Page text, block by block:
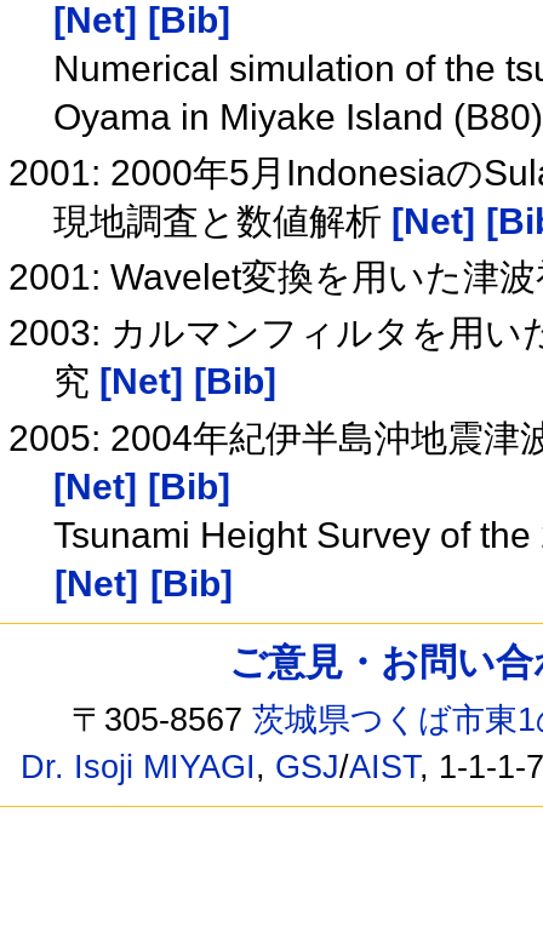
[Net] [Bib]
Numerical simulation of the
Oyama in Miyake Island
2001: 2000年5月Indonesiaの
現地調査と数値解析 [Net]
2001: Wavelet変換を用いた津
2003: カルマンフィルタを用い
究 [Net] [Bib]
2005: 2004年紀伊半島沖地震津
[Net] [Bib]
Tsunami Height Survey of
[Net] [Bib]
ご意見・お問い
〒305-8567茨城県つくば市東
Dr. Isoji MIYAGI, GSJ/AIST, 1-1-1-